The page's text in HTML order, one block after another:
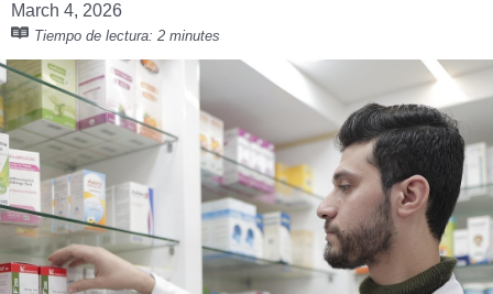
March 4, 2026
Tiempo de lectura: 2 minutes